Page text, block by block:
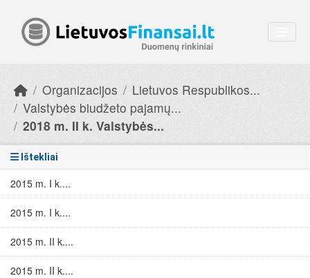
Organizacijos
Lietuvos Respublikos...
Valstybės biudžeto pajamų...
2018 m. II k. Valstybės...
Ištekliai
2015 m. I k....
2015 m. I k....
2015 m. II k....
2015 m. II k....